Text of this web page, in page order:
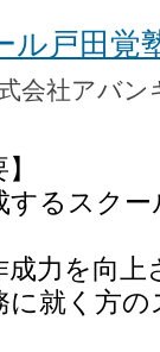
ル戸田
会社アバ
るスク
力を向
に就く方